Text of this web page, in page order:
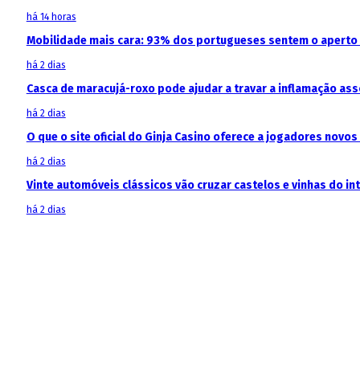
há 14 horas
Mobilidade mais cara: 93% dos portugueses sentem o
há 2 dias
Casca de maracujá-roxo pode ajudar a travar a inflamação
há 2 dias
O que o site oficial do Ginja Casino oferece a jogadores
há 2 dias
Vinte automóveis clássicos vão cruzar castelos e vinhas do
há 2 dias